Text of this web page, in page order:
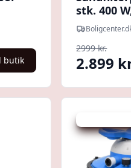
butik
stk. 400
2999 kr.
2.899